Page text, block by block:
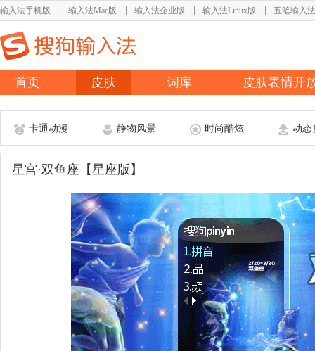
输入法手机版 输入法Mac版 输入法企业版 输入法Linux版 五笔输入法
首页 皮肤 词库 皮肤表情开
卡通动漫 静物风景 时尚酷炫 动态
星宫·双鱼座【星座版】